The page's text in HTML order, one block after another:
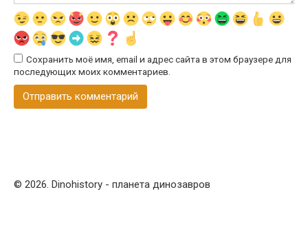
Сохранить моё имя, email и адрес сайта в этом браузере для
последующих моих комментариев.
© 2026. Dinohistory - планета динозавров